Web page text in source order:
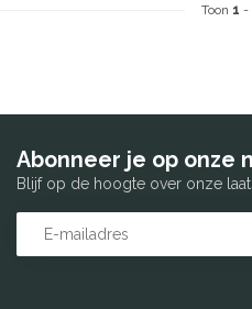
Toon 1 -
Abonneer je op onze
Blijf op de hoogte over onze